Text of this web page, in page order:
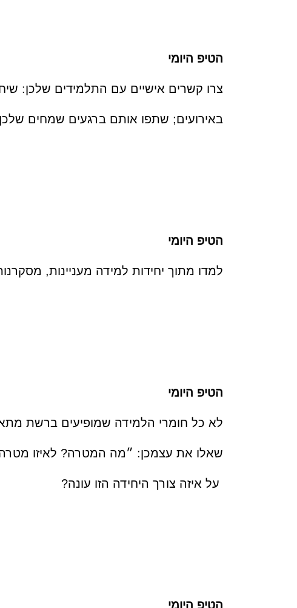
הטיפ היומי
צרו קשרים אישיים עם התלמידים שלכן:
באירועים; שתפו אותם ברגעים שמחים
הטיפ היומי
למדו מתוך יחידות למידה מעניינות,
הטיפ היומי
לא כל חומרי הלמידה שמופיעים ברשת
שאלו את עצמכן: ״מה המטרה? לאיזו
על איזה צורך היחידה הזו עונה?
הטיפ היומי